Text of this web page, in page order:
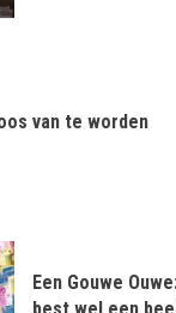
van te worden
Een Gouwe